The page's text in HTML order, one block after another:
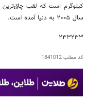
کیلوگرم است که لقب چاق‌ترین
سال ۲۰۰۵ به دنیا آمده است.
۲۳۳۲۳۳
کد مطلب1841012